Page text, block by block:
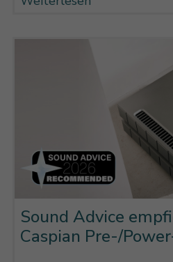
Sound Advice
Caspian Pre-/